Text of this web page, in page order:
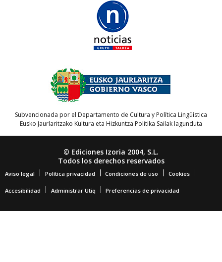
Subvencionada por el Departamento de Cultura y Política Lingüística
Eusko Jaurlaritzako Kultura eta Hizkuntza Politika Sailak lagunduta
© Ediciones Izoria 2004, S.L.
Todos los derechos reservados
Aviso legal Política privacidad Condiciones de uso Cookies
Accesibilidad Administrar Utiq Preferencias de privacidad